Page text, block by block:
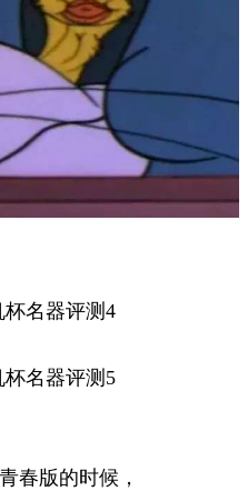
春版的时候，